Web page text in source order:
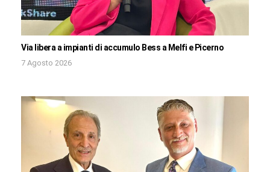
Via libera a impianti di accumulo Bess a Melfi e Picerno
7 Agosto 2026